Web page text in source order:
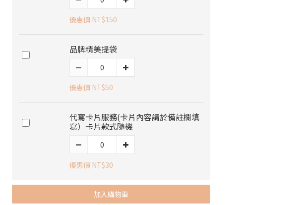
優惠價 NT$150
品牌精美提袋
優惠價 NT$50
代寫卡片服務(卡片內容請於備註欄填
寫）卡片款式隨機
優惠價 NT$30
加入購物車